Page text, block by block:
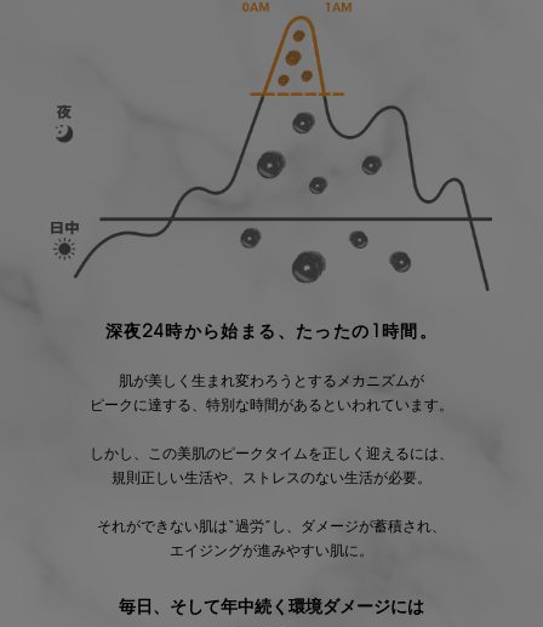
深夜24時から始まる、たったの1時間。
肌が美しく生まれ変わろうとするメカニズムが
ピークに達する、特別な時間があるといわれています。
しかし、この美肌のピークタイムを正しく迎えるには、
規則正しい生活や、ストレスのない生活が必要。
それができない肌は“過労”し、ダメージが蓄積され、
エイジングが進みやすい肌に。
毎日、そして年中続く環境ダメージには